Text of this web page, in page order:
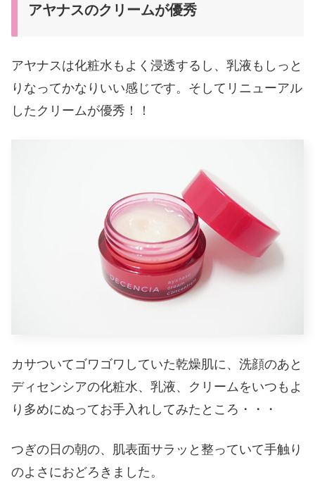
アヤナスのクリームが優秀
アヤナスは化粧水もよく浸透するし、乳液もしっと
りなってかなりいい感じです。そしてリニューアル
したクリームが優秀！！
カサついてゴワゴワしていた乾燥肌に、洗顔のあと
ディセンシアの化粧水、乳液、クリームをいつもよ
り多めにぬってお手入れしてみたところ・・・
つぎの日の朝の、肌表面サラッと整っていて手触り
のよさにおどろきました。